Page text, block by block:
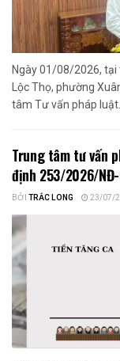
Ngày 01/08/2026, tại
Lộc Thọ, phường
tâm Tư vấn pháp luật...
Trung tâm tư vấn
định 253/2026/
BỞI TRẮC LONG 23/07/